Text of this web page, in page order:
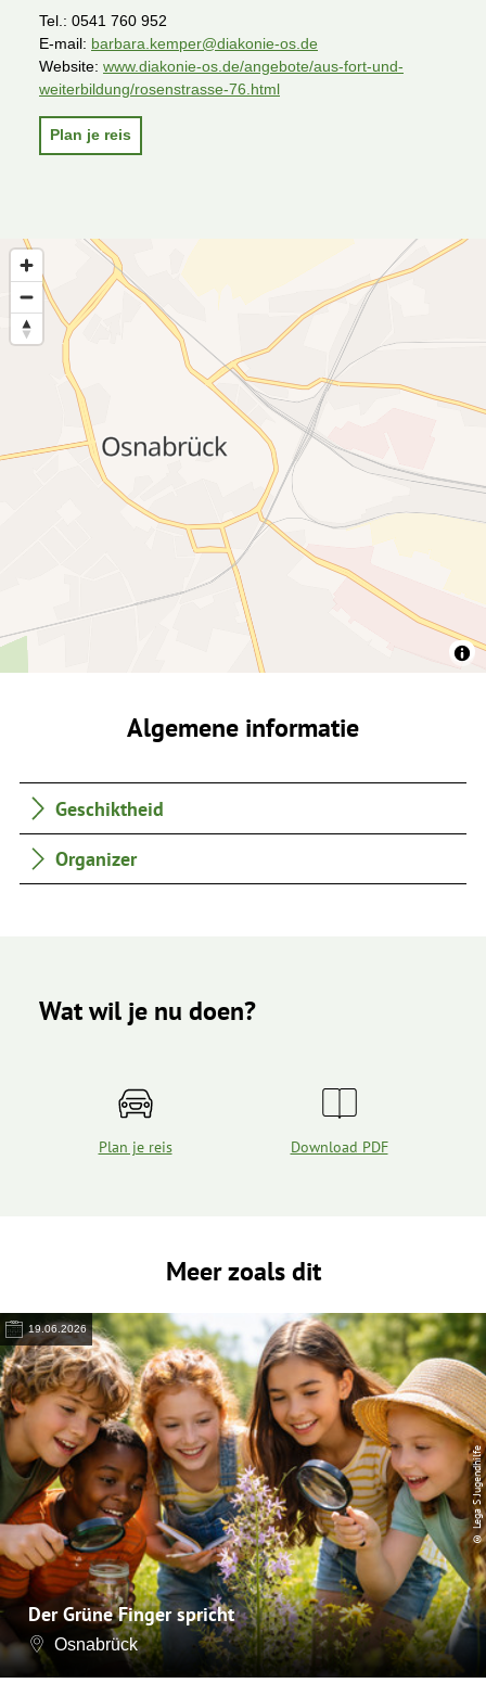
Tel.: 0541 760 952
E-mail: barbara.kemper@diakonie-os.de
Website: www.diakonie-os.de/angebote/aus-fort-und-
weiterbildung/rosenstrasse-76.html
Plan je reis
Algemene informatie
Geschiktheid
Organizer
Wat wil je nu doen?
Plan je reis Download PDF
Meer zoals dit
19.06.2026
Der Grüne Finger spricht
Osnabrück
© Lega S Jugendhilfe